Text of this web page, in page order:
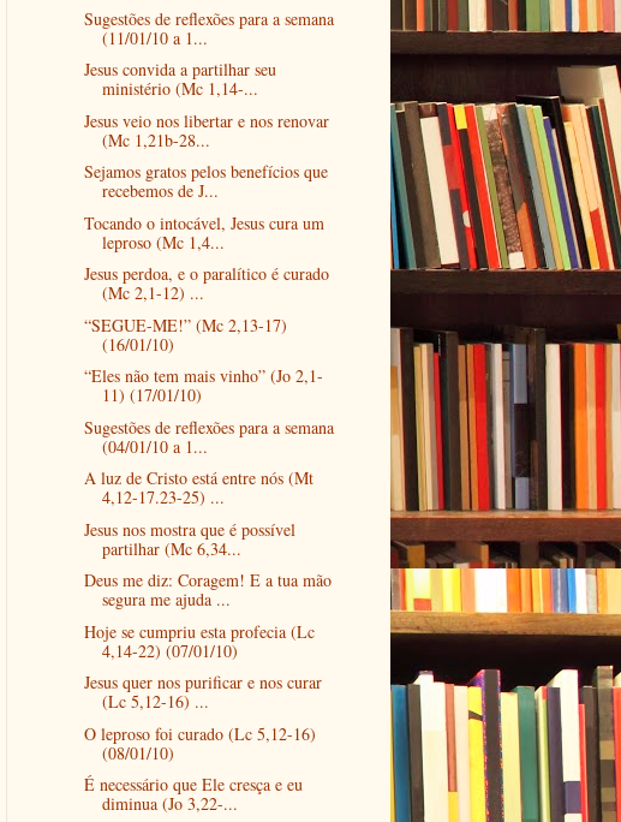
Sugestões de reflexões para a semana
(11/01/10 a 1...
Jesus convida a partilhar seu
ministério (Mc 1,14-...
Jesus veio nos libertar e nos renovar
(Mc 1,21b-28...
Sejamos gratos pelos benefícios que
recebemos de J...
Tocando o intocável, Jesus cura um
leproso (Mc 1,4...
Jesus perdoa, e o paralítico é curado
(Mc 2,1-12) ...
“SEGUE-ME!” (Mc 2,13-17)
(16/01/10)
“Eles não tem mais vinho” (Jo 2,1-
11) (17/01/10)
Sugestões de reflexões para a semana
(04/01/10 a 1...
A luz de Cristo está entre nós (Mt
4,12-17.23-25) ...
Jesus nos mostra que é possível
partilhar (Mc 6,34...
Deus me diz: Coragem! E a tua mão
segura me ajuda ...
Hoje se cumpriu esta profecia (Lc
4,14-22) (07/01/10)
Jesus quer nos purificar e nos curar
(Lc 5,12-16) ...
O leproso foi curado (Lc 5,12-16)
(08/01/10)
É necessário que Ele cresça e eu
diminua (Jo 3,22-...